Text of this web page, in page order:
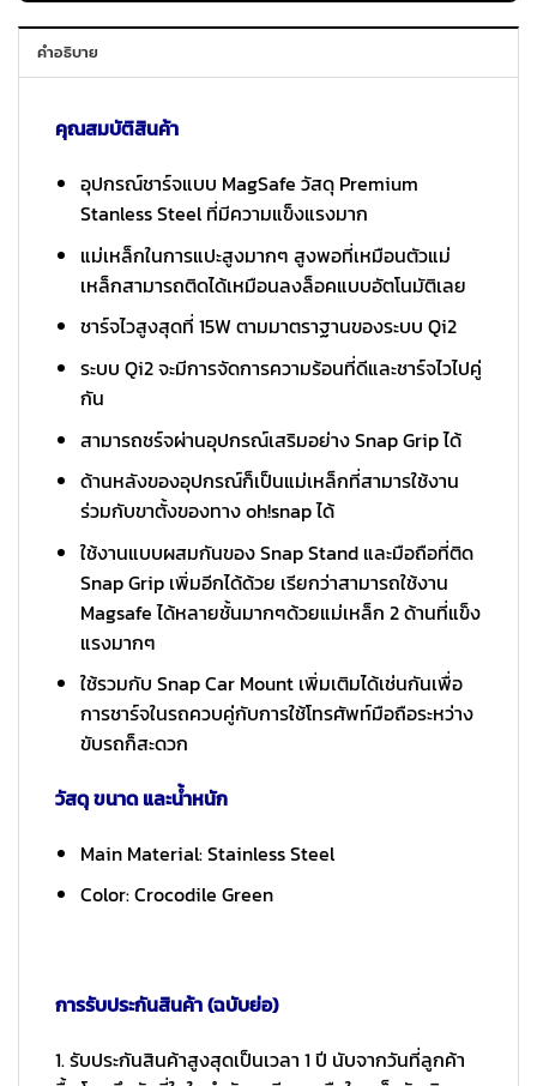
คำอธิบาย
คุณสมบัติสินค้า
อุปกรณ์ชาร์จแบบ MagSafe วัสดุ Premium
Stanless Steel ที่มีความแข็งแรงมาก
แม่เหล็กในการแปะสูงมากๆ สูงพอที่เหมือนตัวแม่
เหล็กสามารถติดได้เหมือนลงล็อคแบบอัตโนมัติเลย
ชาร์จไวสูงสุดที่ 15W ตามมาตราฐานของระบบ Qi2
ระบบ Qi2 จะมีการจัดการความร้อนที่ดีและชาร์จไวไปคู่
กัน
สามารถชร์จผ่านอุปกรณ์เสริมอย่าง Snap Grip ได้
ด้านหลังของอุปกรณ์ก็เป็นแม่เหล็กที่สามารใช้งาน
ร่วมกับขาตั้งของทาง oh!snap ได้
ใช้งานแบบผสมกันของ Snap Stand และมือถือที่ติด
Snap Grip เพิ่มอีกได้ด้วย เรียกว่าสามารถใช้งาน
Magsafe ได้หลายชั้นมากๆด้วยแม่เหล็ก 2 ด้านที่แข็ง
แรงมากๆ
ใช้รวมกับ Snap Car Mount เพิ่มเติมได้เช่นกันเพื่อ
การชาร์จในรถควบคู่กับการใช้โทรศัพท์มือถือระหว่าง
ขับรถก็สะดวก
วัสดุ ขนาด และน้ำหนัก
Main Material: Stainless Steel
Color: Crocodile Green
การรับประกันสินค้า (ฉบับย่อ)
1. รับประกันสินค้าสูงสุดเป็นเวลา 1 ปี นับจากวันที่ลูกค้า